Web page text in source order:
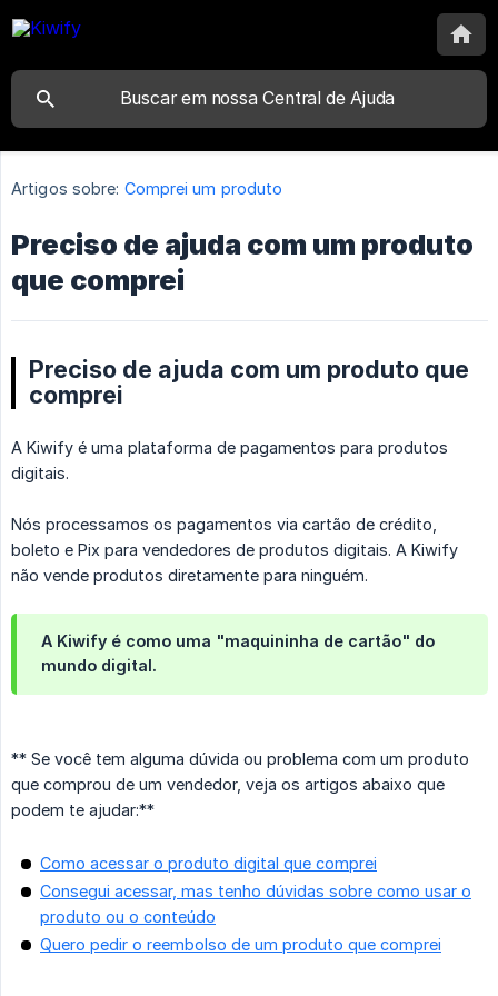
Artigos sobre: Comprei um produto
Preciso de ajuda com um produto
que comprei
Preciso de ajuda com um produto que
comprei
A Kiwify é uma plataforma de pagamentos para produtos
digitais.
Nós processamos os pagamentos via cartão de crédito,
boleto e Pix para vendedores de produtos digitais. A Kiwify
não vende produtos diretamente para ninguém.
A Kiwify é como uma "maquininha de cartão" do
mundo digital.
** Se você tem alguma dúvida ou problema com um produto
que comprou de um vendedor, veja os artigos abaixo que
podem te ajudar:**
Como acessar o produto digital que comprei
Consegui acessar, mas tenho dúvidas sobre como usar o
produto ou o conteúdo
Quero pedir o reembolso de um produto que comprei